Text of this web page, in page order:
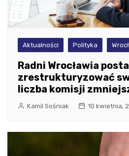
Aktualności Polityka
Radni Wrocławia
zrestrukturyzować
liczba komisji
Kamil Sośniak 10 kwietnia,